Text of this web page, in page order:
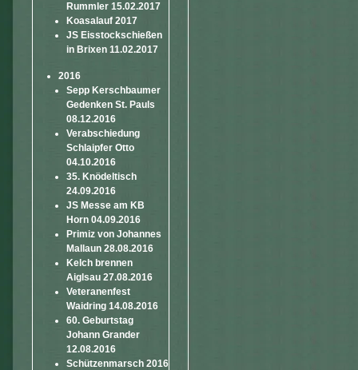
Rummler 15.02.2017
Koasalauf 2017
JS Eisstockschießen
in Brixen 11.02.2017
2016
Sepp Kerschbaumer
Gedenken St. Pauls
08.12.2016
Verabschiedung
Schlaipfer Otto
04.10.2016
35. Knödeltisch
24.09.2016
JS Messe am KB
Horn 04.09.2016
Primiz von Johannes
Mallaun 28.08.2016
Kelch brennen
Aiglsau 27.08.2016
Veteranenfest
Waidring 14.08.2016
60. Geburtstag
Johann Grander
12.08.2016
Schützenmarsch 2016